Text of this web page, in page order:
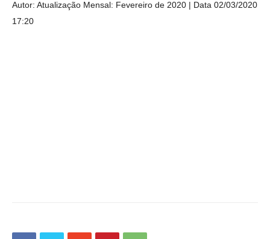
Autor: Atualização Mensal: Fevereiro de 2020
Data 02/03/2020
17:20